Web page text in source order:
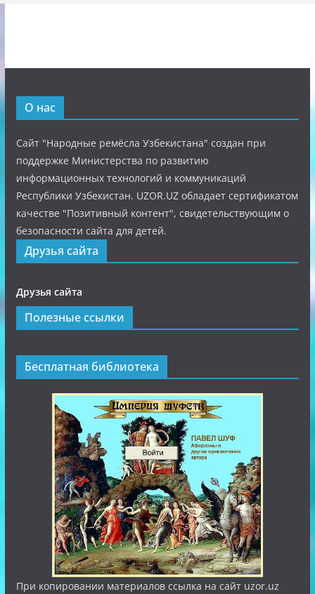
О нас
Сайт "Народные ремёсла Узбекистана" создан при
поддержке Министерства по развитию
информационных технологий и коммуникаций
Республики Узбекистан. UZOR.UZ обладает сертификатом
качестве "Позитивный контент", свидетельствующим о
безопасности сайта для детей.
Друзья сайта
Друзья сайта
Полезные ссылки
Бесплатная библиотека
При копировании материалов ссылка на сайт uzor.uz